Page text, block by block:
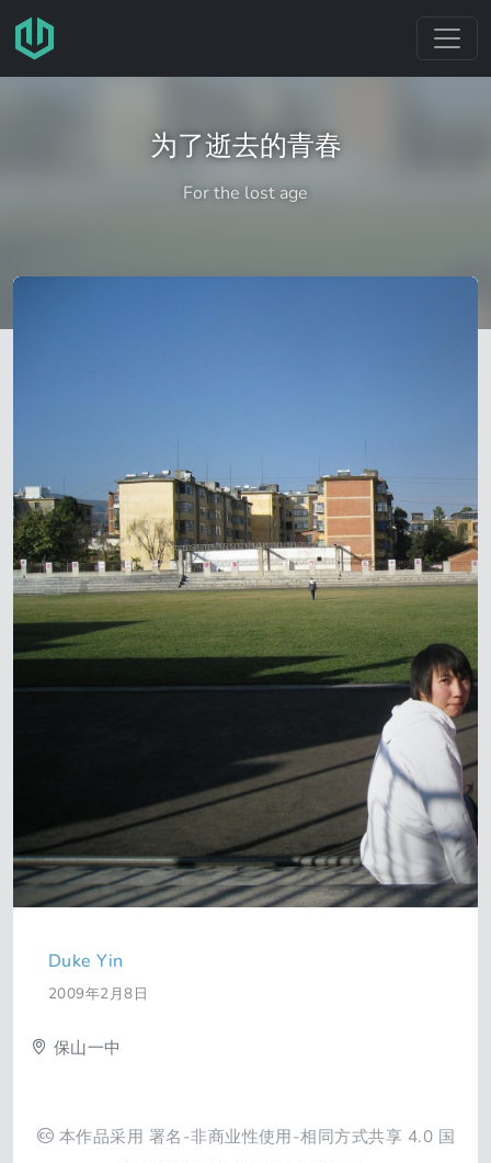
跳转至主要内容
为了逝去的青春
For the lost age
Duke Yin
2009年2月8日
保山一中
本作品采用 署名-非商业性使用-相同方式共享 4.0 国